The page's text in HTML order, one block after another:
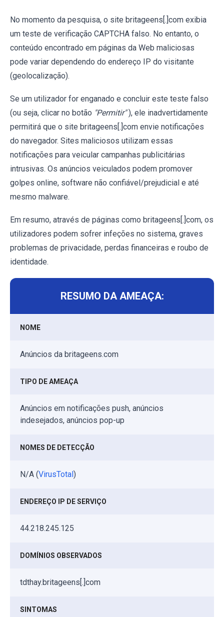
No momento da pesquisa, o site britageens[.]com exibia
um teste de verificação CAPTCHA falso. No entanto, o
conteúdo encontrado em páginas da Web maliciosas
pode variar dependendo do endereço IP do visitante
(geolocalização).
Se um utilizador for enganado e concluir este teste falso
(ou seja, clicar no botão "Permitir" ), ele inadvertidamente
permitirá que o site britageens[.]com envie notificações
do navegador. Sites maliciosos utilizam essas
notificações para veicular campanhas publicitárias
intrusivas. Os anúncios veiculados podem promover
golpes online, software não confiável/prejudicial e até
mesmo malware.
Em resumo, através de páginas como britageens[.]com, os
utilizadores podem sofrer infeções no sistema, graves
problemas de privacidade, perdas financeiras e roubo de
identidade.
RESUMO DA AMEAÇA:
NOME
Anúncios da britageens.com
TIPO DE AMEAÇA
Anúncios em notificações push, anúncios
indesejados, anúncios pop-up
NOMES DE DETECÇÃO
N/A (VirusTotal)
ENDEREÇO IP DE SERVIÇO
44.218.245.125
DOMÍNIOS OBSERVADOS
tdthay.britageens[.]com
SINTOMAS